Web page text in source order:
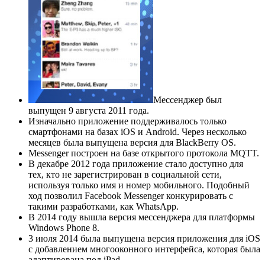
Мессенджер был
выпущен 9 августа 2011 года.
Изначально приложение поддерживалось только
смартфонами на базах iOS и Android. Через несколько
месяцев была выпущена версия для BlackBerry OS.
Messenger построен на базе открытого протокола MQTT.
В декабре 2012 года приложение стало доступно для
тех, кто не зарегистрирован в социальной сети,
используя только имя и номер мобильного. Подобный
ход позволил Facebook Messenger конкурировать с
такими разработками, как WhatsApp.
В 2014 году вышла версия мессенджера для платформы
Windows Phone 8.
3 июля 2014 была выпущена версия приложения для iOS
с добавлением многооконного интерфейса, которая была